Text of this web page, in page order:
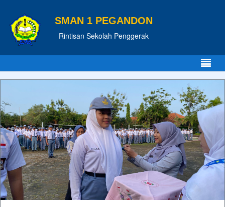
SMAN 1 PEGANDON
Rintisan Sekolah Penggerak